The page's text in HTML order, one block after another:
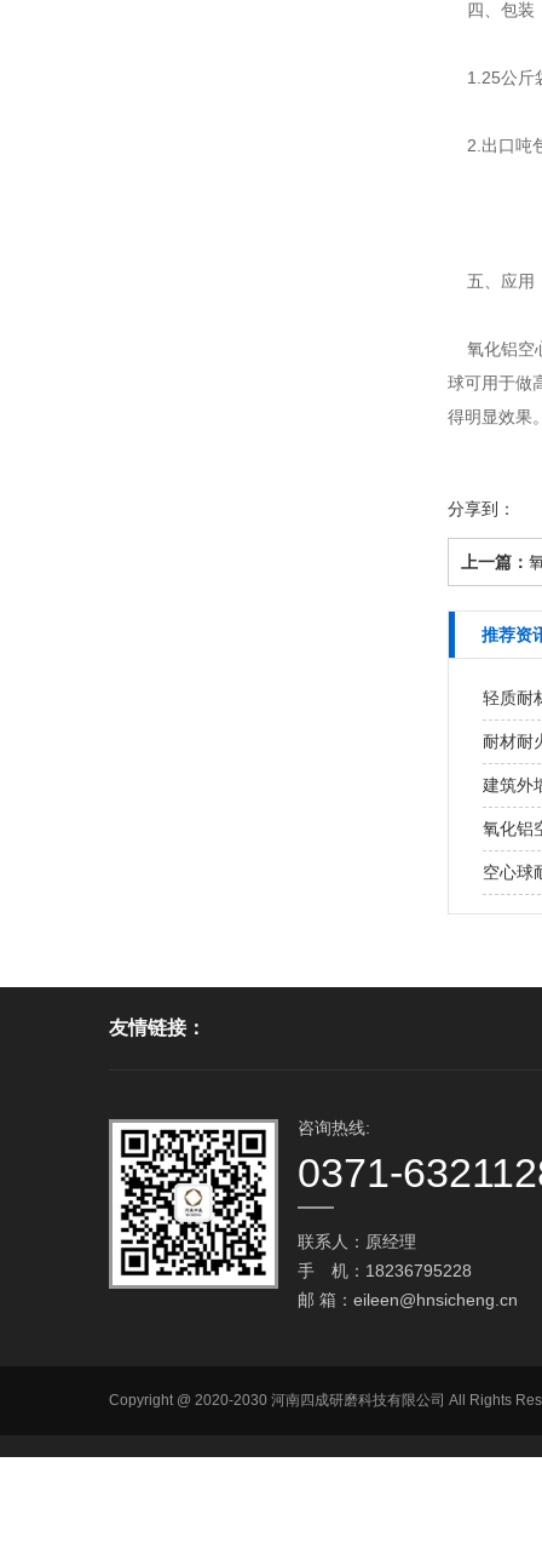
四、包装
1.25公斤
2.出口吨
五、应用
氧化铝空
球可用于做
得明显效果
分享到：
上一篇：
推荐资
轻质耐
耐材耐
建筑外
氧化铝
空心球
友情链接：
咨询热线:
0371-
联系人：原经理
手 机：18236795228
邮 箱： eileen@hnsicheng.cn
Copyright @ 2020-2030 河南四成研磨科技有限公司 All Rights